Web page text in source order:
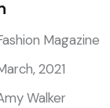
Magazine
2021
Walker